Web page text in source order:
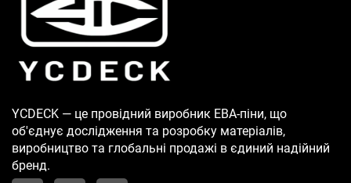
YCDECK — це провідний виробник ЕВА-піни, що
об'єднує дослідження та розробку матеріалів,
виробництво та глобальні продажі в єдиний надійний
бренд.